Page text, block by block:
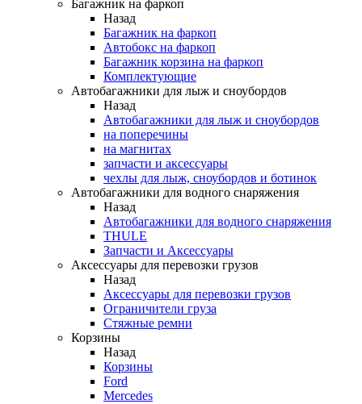
Багажник на фаркоп
Назад
Багажник на фаркоп
Автобокс на фаркоп
Багажник корзина на фаркоп
Комплектующие
Автобагажники для лыж и сноубордов
Назад
Автобагажники для лыж и сноубордов
на поперечины
на магнитах
запчасти и аксессуары
чехлы для лыж, сноубордов и ботинок
Автобагажники для водного снаряжения
Назад
Автобагажники для водного снаряжения
THULE
Запчасти и Аксессуары
Аксессуары для перевозки грузов
Назад
Аксессуары для перевозки грузов
Ограничители груза
Стяжные ремни
Корзины
Назад
Корзины
Ford
Mercedes